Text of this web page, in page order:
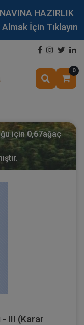
HAZIRLIK
İçin Tıklayın
0
için 0,67ağaç
III (Karar